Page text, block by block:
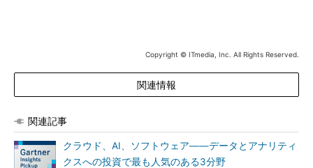
Copyright © ITmedia, Inc. All Rights Reserved.
関連情報
関連記事
クラウド、AI、ソフトウェア――データとアナリティ
クスへの投資で最も人気のある3分野